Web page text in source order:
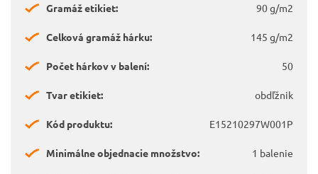
Gramáž etikiet: 90 g/m2
Celková gramáž hárku: 145 g/m2
Počet hárkov v balení: 50
Tvar etikiet: obdľžnik
Kód produktu: E15210297W001P
Minimálne objednacie množstvo: 1 balenie